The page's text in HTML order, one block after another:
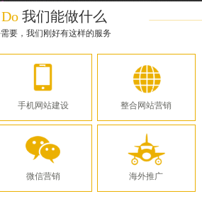
我们能做什么
要，我们刚好有这样的服务
手机网站建设
微信营销
整合网站营销
海外推广